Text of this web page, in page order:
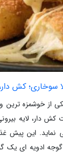
سوخاری؛ کش
یکی از خوشمزه
کش دار، لایه
این پیش
ادویه ای یک